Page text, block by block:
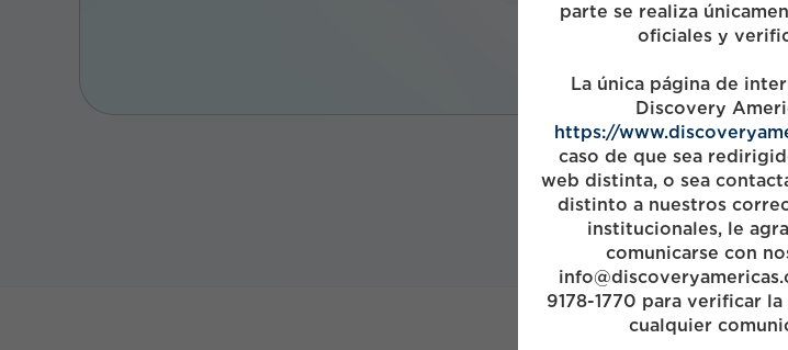
parte se realiza
oficiales y
La única página de
Discovery
https://
caso de que sea
web distinta, o sea
distinto a nuestros
institucionales, le
comunicarse con
9178-1770 para verificar
cualquier